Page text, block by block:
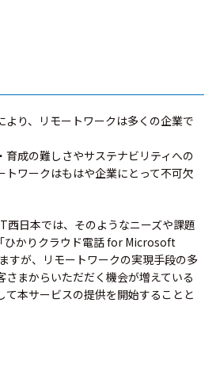
り、リモートワークは多くの企業で
成の難しさやサステナビリティへの
トワークはもはや企業にとって不可欠
日本では、そのようなニーズや課題
ひかりクラウド電話 for Microsoft
すが、リモートワークの実現手段の多
まからいただだく機会が増えている
て本サービスの提供を開始することと